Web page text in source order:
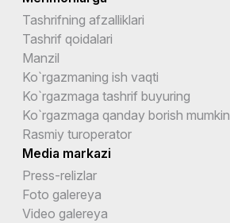
Tashrifning afzalliklari
Tashrif qoidalari
Manzil
Ko`rgazmaning ish vaqti
Ko`rgazmaga tashrif buyuring
Ko`rgazmaga qanday borish mumkin
Rasmiy turoperator
Media markazi
Press-relizlar
Foto galereya
Video galereya